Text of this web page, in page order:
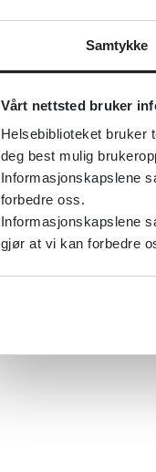
Samtykke
Vårt nettsted bruker
Helsebiblioteket bruker
deg best mulig
Informasjonskapslene
forbedre oss.
Informasjonskapslene
gjør at vi kan forbedre